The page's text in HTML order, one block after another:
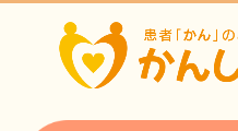
ホーム